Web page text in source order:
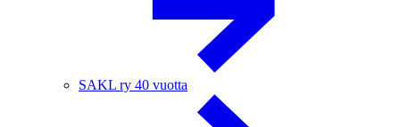
SAKL ry 40 vuotta